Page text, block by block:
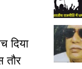
दिया
तौर